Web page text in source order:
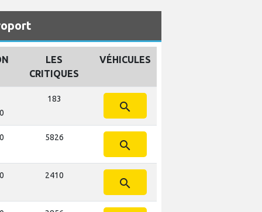
LES
CRITIQUES
VÉHICULES
183
search
5826
search
2410
search